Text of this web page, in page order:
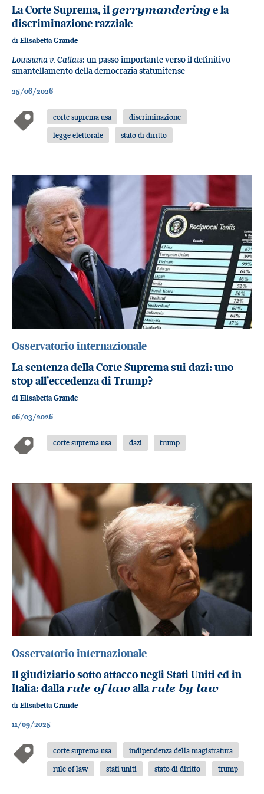
La Corte Suprema, ilgerrymanderinge la
discriminazione razziale
di Elisabetta Grande
Louisiana v. Callais: un passo importante verso il definitivo
smantellamento della democrazia statunitense
25/06/2026
corte suprema usa
discriminazione
legge elettorale
stato di diritto
Osservatorio internazionale
La sentenza della Corte Suprema sui dazi: uno
stop all’eccedenza di Trump?
di Elisabetta Grande
06/03/2026
corte suprema usa dazi trump
Osservatorio internazionale
Il giudiziario sotto attacco negli Stati Uniti ed in
Italia: dallarule of lawallarule by law
di Elisabetta Grande
11/09/2025
corte suprema usa
indipendenza della magistratura
rule of law
stati uniti stato di diritto trump